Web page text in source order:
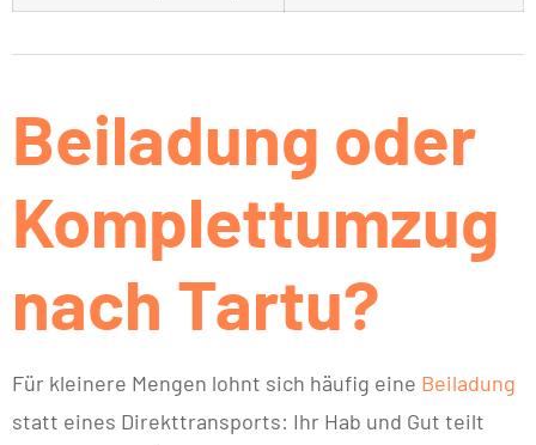
Beiladung oder
Komplettumzug
nach Tartu?
Für kleinere Mengen lohnt sich häufig eine Beiladung
statt eines Direkttransports: Ihr Hab und Gut teilt